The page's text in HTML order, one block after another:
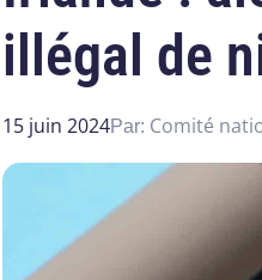
illégal de
15 juin 2024Par: Comité